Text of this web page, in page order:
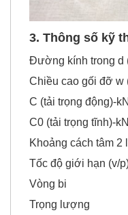
3. Thông số kỹ
Đường kính trong
Chiều cao gối đỡ
C (tải trọng
C0 (tải trọng
Khoảng cách tâm 2
Tốc độ giới
Vòng bi :